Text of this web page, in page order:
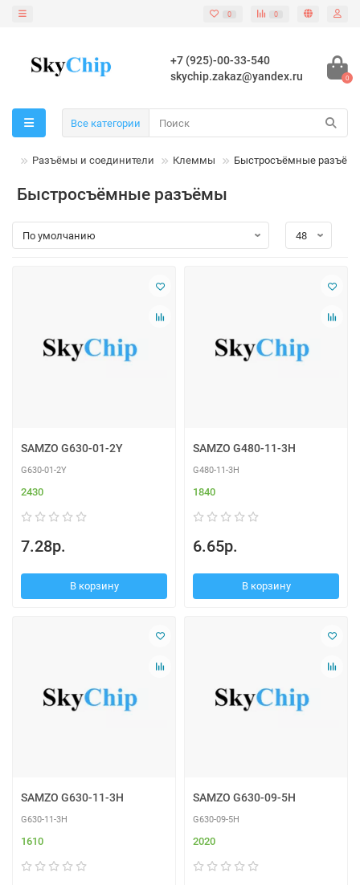
0 0
+7 (925)-00-33-540
skychip.zakaz@yandex.ru
0
Все категории
Разъёмы и соединители Клеммы Быстросъёмные
Быстросъёмные разъёмы
SAMZO G630-01-2Y
G630-01-2Y
2430
7.28р.
В корзину
SAMZO G480-11-3H
G480-11-3H
1840
6.65р.
В корзину
SAMZO G630-11-3H
G630-11-3H
1610
SAMZO G630-09-5H
G630-09-5H
2020